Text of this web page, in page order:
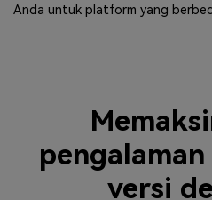
Anda untuk platform yang
versi